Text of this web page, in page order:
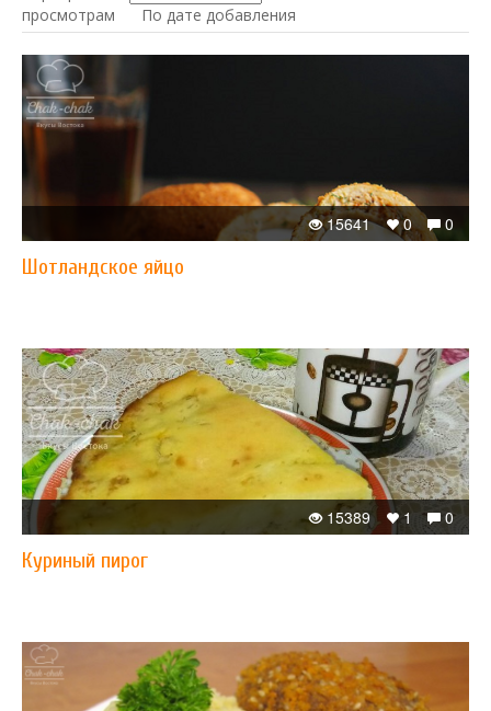
просмотрам
По дате добавления
0
0
15641
Шотландское яйцо
0
1
15389
Куриный пирог